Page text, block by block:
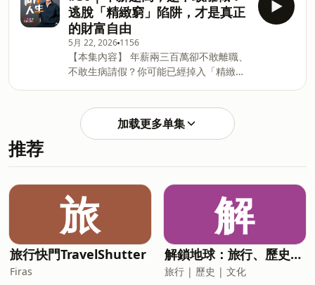
命迷思：追求無債一身輕反而變窮
$2,100） 👑 自用最高 CP 值： 原味滴雞
精 50 入 ／ 燕窩鱸魚精 35 入（環保箱
版） 👶 孩童開胃保養： 九尾草鱸魚精 🎁
限時專屬滿額好禮 • 【早鳥禮】前 100 名
下單，加碼送「原味滴雞精 1 包」！ •
【免運優惠】單筆滿 2,000 元即享本
肪、低熱量，鈉含量為市售最低。 🐟 在
地嚴選｜七星鱸魚精 • 嚴選台灣在地七星
鱸魚，承諾絕不使用抗生素、動物藥劑與
除草劑。 • 採生態養殖取代傳統養殖，讓
每尾魚都有充足的空間健康成長。 💡
Ivan 專屬推薦買法 💡 🎁 送禮首選： 原
味滴雞精 8 入雙盒裝（超值團購價
$2,100） 👑 自用最高 CP 值： 原味滴雞
精 50 入 ／ 燕窩鱸魚精 35 入（環保箱
限時專屬滿額好禮 • 【早鳥禮】前 100 名
【免運優惠】單筆滿 2,000 元即享本
逃脫「精緻窮」陷阱，才是真正
的財富自由
5月 22, 2026 1156
【本集內容】 年薪兩三百萬卻不敢離職、
不敢生病請假？你可能已經掉入「精緻
ETF 打造被動現金流，買回你最寶貴的人
生選擇權與底氣 。 有錢人買保時捷其實
或 QQQ 賺取利差 ，讓資產幫你打工，真
正實現財富自由 。 — 【章節標記】
00:00 年薪兩三百萬的人生勝利組，為何
不敢離職？ 03:50 什麼是「精緻窮」？中
產階級與高薪族的消費降級掩飾 04:49 看
起來有錢 vs 真的有錢：戳破用未來現金
加载更多单集
推荐
旅
旅行快門TravelShutter
Firas
解
解鎖地球：旅行、歷史、文化
旅行 | 歷史 | 文化